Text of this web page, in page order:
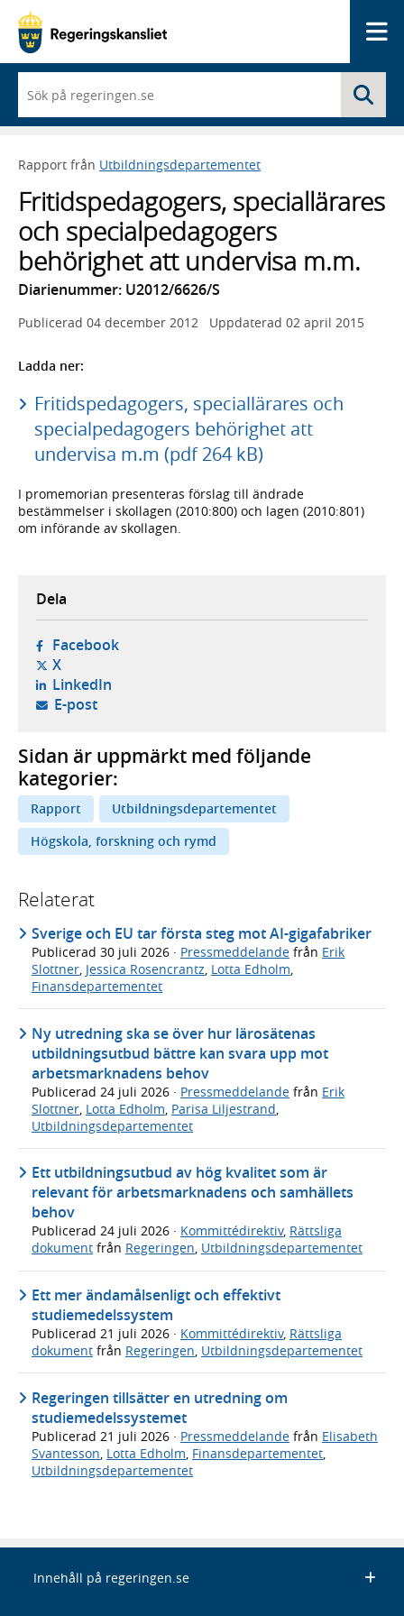
du
börjar
skriva
framträder
lista
med
sökförslag
Rapport från Utbildningsdepartementet
Fritidspedagogers, speciallärares
och specialpedagogers
behörighet att undervisa m.m.
Diarienummer: U2012/6626/S
Publicerad 04 december 2012 Uppdaterad 02 april 2015
Ladda ner:
Fritidspedagogers, speciallärares och
specialpedagogers behörighet att
undervisa m.m (pdf 264 kB)
I promemorian presenteras förslag till ändrade
bestämmelser i skollagen (2010:800) och lagen (2010:801)
om införande av skollagen.
Dela
Facebook- öppnas i ny flik, extern webbplats,
X- öppnas i ny flik, extern webbplats,
LinkedIn- öppnas i ny flik, extern webbplats,
E-post- öppnar din e-postklient,
Sidan är uppmärkt med följande
kategorier:
Rapport
Utbildningsdepartementet
Högskola, forskning och rymd
Relaterat
Sverige och EU tar första steg mot AI-gigafabriker
Publicerad 30 juli 2026 · Pressmeddelande från Erik
Slottner, Jessica Rosencrantz, Lotta Edholm,
Finansdepartementet
Ny utredning ska se över hur lärosätenas
utbildningsutbud bättre kan svara upp mot
arbetsmarknadens behov
Publicerad 24 juli 2026 · Pressmeddelande från Erik
Slottner Lotta Edholm Parisa Liljestrand
Utbildningsdepartementet
Ett utbildningsutbud av hög kvalitet som är
relevant för arbetsmarknadens och samhällets
behov
Publicerad 24 juli 2026 · Kommittédirektiv, Rättsliga
dokument från Regeringen, Utbildningsdepartementet
Ett mer ändamålsenligt och effektivt
studiemedelssystem
Publicerad 21 juli 2026 · Kommittédirektiv, Rättsliga
dokument från Regeringen, Utbildningsdepartementet
Regeringen tillsätter en utredning om
studiemedelssystemet
Publicerad 21 juli 2026 · Pressmeddelande från Elisabeth
Svantesson Lotta Edholm Finansdepartementet
Utbildningsdepartementet
Innehåll på regeringen.se